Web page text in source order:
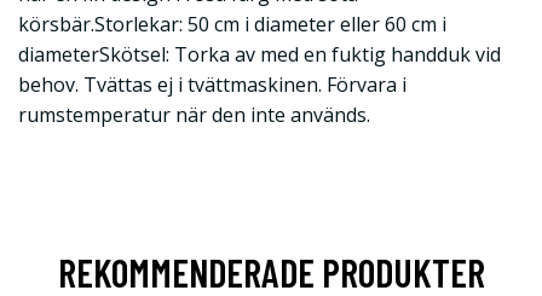
körsbär.Storlekar: 50 cm i diameter eller 60 cm i
diameterSkötsel: Torka av med en fuktig handduk vid
behov. Tvättas ej i tvättmaskinen. Förvara i
rumstemperatur när den inte används.
REKOMMENDERADE PRODUKTER